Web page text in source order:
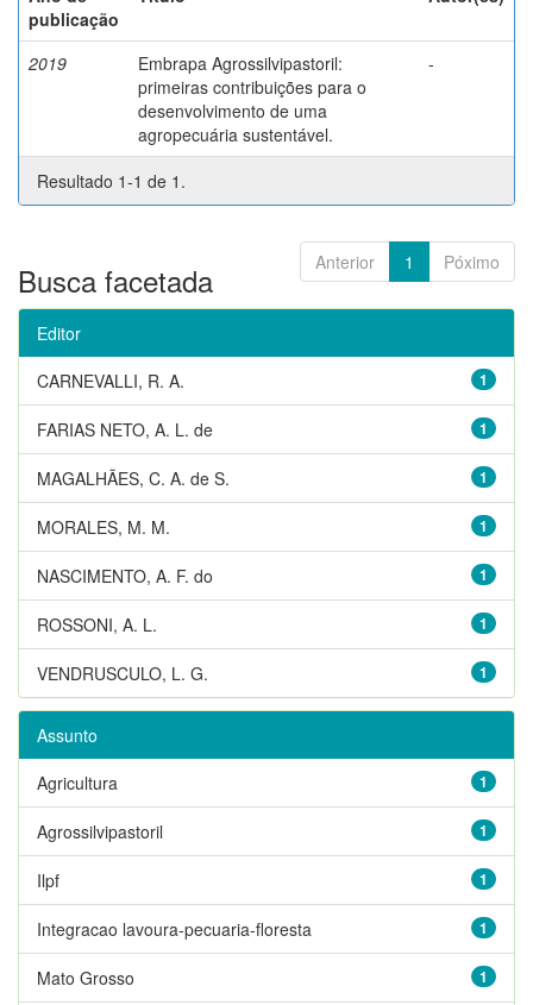
publicação
2019
Embrapa Agrossilvipastoril:
primeiras contribuições para o
desenvolvimento de uma
agropecuária sustentável.
-
Resultado 1-1 de 1.
Anterior 1 Póximo
Busca facetada
Editor
1
CARNEVALLI, R. A.
1
FARIAS NETO, A. L. de
1
MAGALHÃES, C. A. de S.
1
MORALES, M. M.
1
NASCIMENTO, A. F. do
1
ROSSONI, A. L.
1
VENDRUSCULO, L. G.
Assunto
1
Agricultura
1
Agrossilvipastoril
1
Ilpf
1
Integracao lavoura-pecuaria-floresta
1
Mato Grosso